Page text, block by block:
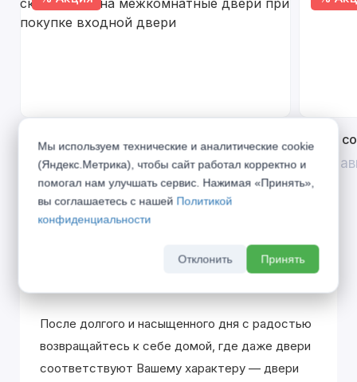
Открой двери выгоде. Дополнительная
скидка 10% на межкомнатные двери при
покупке входной двери
До 31 августа 2026 г
Divilux
До 31
После долгого и насыщенного дня с радостью
возвращайтесь к себе домой, где даже двери
соответствуют Вашему характеру — двери
Мы используем технические и аналитические cookie
(Яндекс.Метрика), чтобы сайт работал корректно и
помогал нам улучшать сервис. Нажимая «Принять»,
вы соглашаетесь с нашей Политикой
конфиденциальности
Отклонить Принять